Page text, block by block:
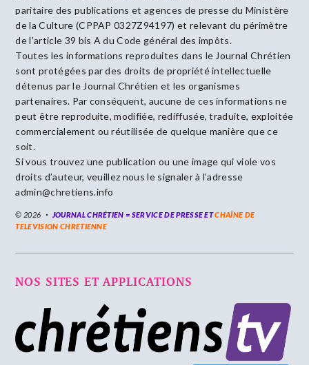
paritaire des publications et agences de presse du Ministère
de la Culture (CPPAP 0327Z94197) et relevant du périmètre
de l’article 39 bis A du Code général des impôts.
Toutes les informations reproduites dans le Journal Chrétien
sont protégées par des droits de propriété intellectuelle
détenus par le Journal Chrétien et les organismes
partenaires. Par conséquent, aucune de ces informations ne
peut être reproduite, modifiée, rediffusée, traduite, exploitée
commercialement ou réutilisée de quelque manière que ce
soit.
Si vous trouvez une publication ou une image qui viole vos
droits d’auteur, veuillez nous le signaler à l’adresse
admin@chretiens.info
© 2026 JOURNAL CHRÉTIEN = SERVICE DE PRESSE ETCHAÎNE DE
TELEVISION CHRETIENNE
NOS SITES ET APPLICATIONS